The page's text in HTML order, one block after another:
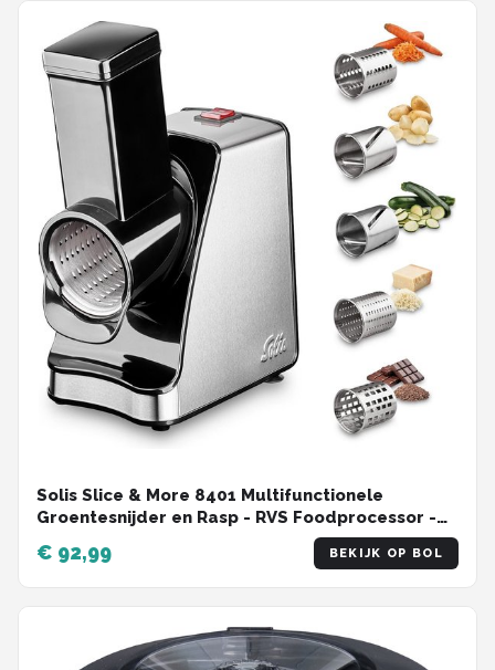
Solis Slice & More 8401 Multifunctionele
Groentesnijder en Rasp - RVS Foodprocessor -
Hakmolen Elektrisch - Chopper - Zilver
€ 92,99 BEKIJK OP BOL